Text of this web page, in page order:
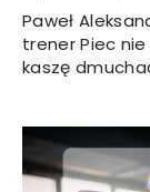
Paweł
trener Piec
kaszę